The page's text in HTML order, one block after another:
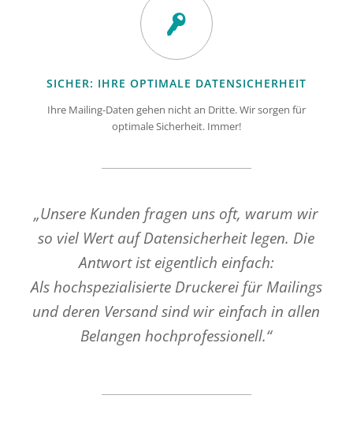
SICHER: IHRE OPTIMALE DATENSICHERHEIT
Ihre Mailing-Daten gehen nicht an Dritte. Wir sorgen für
optimale Sicherheit. Immer!
„Unsere Kunden fragen uns oft, warum wir
so viel Wert auf Datensicherheit legen. Die
Antwort ist eigentlich einfach:
Als hochspezialisierte Druckerei für Mailings
und deren Versand sind wir einfach in allen
Belangen hochprofessionell.“